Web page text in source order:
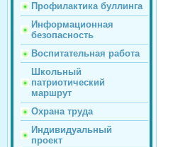
Профилактика буллинга
Информационная
безопасность
Воспитательная работа
Школьный
патриотический
маршрут
Охрана труда
Индивидуальный
проект